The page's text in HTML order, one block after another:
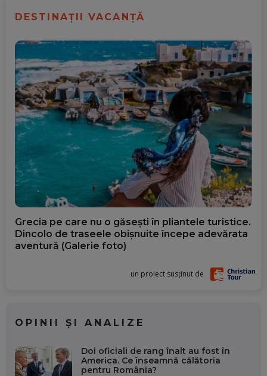
DESTINAȚII VACANȚĂ
Grecia pe care nu o găsești în pliantele turistice.
Dincolo de traseele obișnuite începe adevărata
aventură (Galerie foto)
un proiect susținut de
OPINII ȘI ANALIZE
Doi oficiali de rang înalt au fost în
America. Ce înseamnă călătoria
pentru România?